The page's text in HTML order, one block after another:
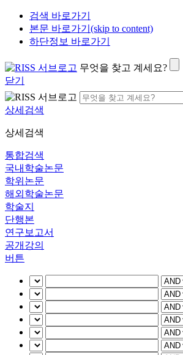
검색 바로가기
본문 바로가기(skip to content)
하단정보 바로가기
무엇을 찾고 계세요?
닫기
상세검색
상세검색
통합검색
국내학술논문
학위논문
해외학술논문
학술지
단행본
연구보고서
공개강의
버튼